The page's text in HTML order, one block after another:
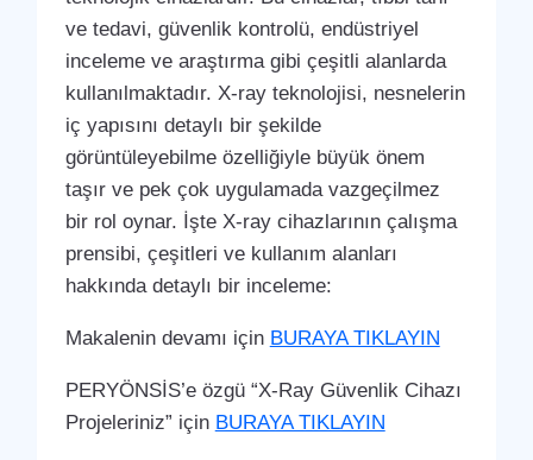
ve tedavi, güvenlik kontrolü, endüstriyel
inceleme ve araştırma gibi çeşitli alanlarda
kullanılmaktadır. X-ray teknolojisi, nesnelerin
iç yapısını detaylı bir şekilde
görüntüleyebilme özelliğiyle büyük önem
taşır ve pek çok uygulamada vazgeçilmez
bir rol oynar. İşte X-ray cihazlarının çalışma
prensibi, çeşitleri ve kullanım alanları
hakkında detaylı bir inceleme:
Makalenin devamı için BURAYA TIKLAYIN
PERYÖNSİS’e özgü “X-Ray Güvenlik Cihazı
Projeleriniz” için BURAYA TIKLAYIN